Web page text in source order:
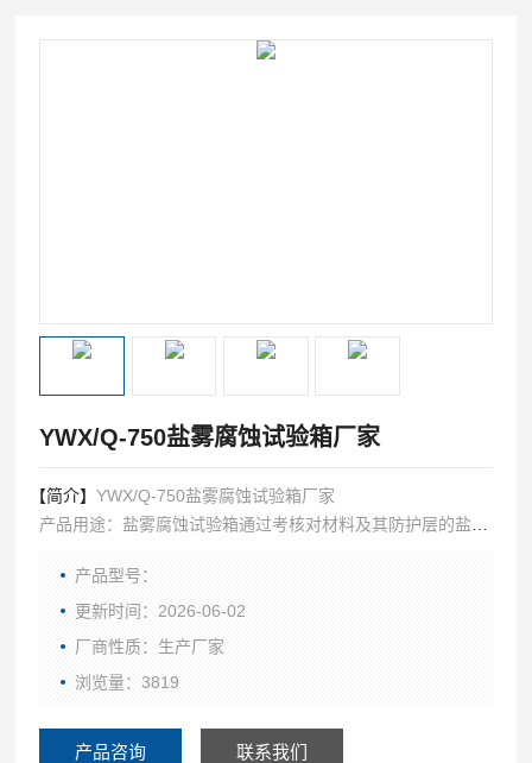
YWX/Q-750盐雾腐蚀试验箱厂家
【简介】YWX/Q-750盐雾腐蚀试验箱厂家
产品用途：盐雾腐蚀试验箱通过考核对材料及其防护层的盐雾
零部件、电子元件、金属材料的防护层以及工业产品的盐雾腐
蚀试验。
产品型号：
更新时间：2026-06-02
厂商性质：生产厂家
浏览量：3819
产品咨询 联系我们